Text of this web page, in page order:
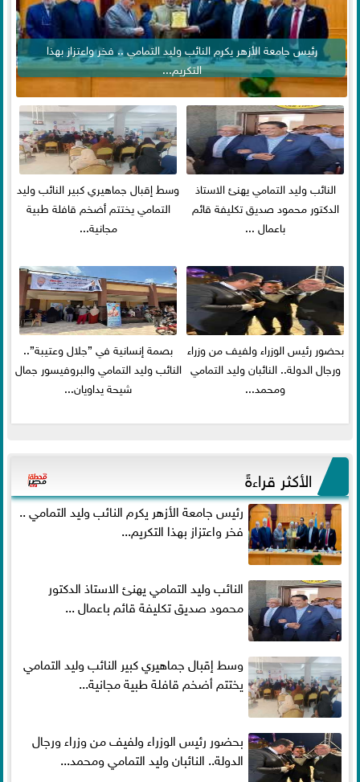
رئيس جامعة الأزهر يكرم النائب وليد التمامي .. فخر واعتزاز بهذا
التكريم...
النائب وليد التمامي يهنئ الاستاذ
الدكتور محمود صديق تكليفة قائم
باعمال ...
وسط إقبال جماهيري كبير النائب وليد
التمامي يختتم أضخم قافلة طبية
مجانية...
بحضور رئيس الوزراء ولفيف من وزراء
ورجال الدولة.. النائبان وليد التمامي
ومحمد...
بصمة إنسانية في ”جلال وعتيبة”..
النائب وليد التمامي والبروفيسور جمال
شيحة يداويان...
الأكثر قراءةً
رئيس جامعة الأزهر يكرم النائب وليد التمامي ..
فخر واعتزاز بهذا التكريم...
النائب وليد التمامي يهنئ الاستاذ الدكتور
محمود صديق تكليفة قائم باعمال ...
وسط إقبال جماهيري كبير النائب وليد التمامي
يختتم أضخم قافلة طبية مجانية...
بحضور رئيس الوزراء ولفيف من وزراء ورجال
الدولة.. النائبان وليد التمامي ومحمد...